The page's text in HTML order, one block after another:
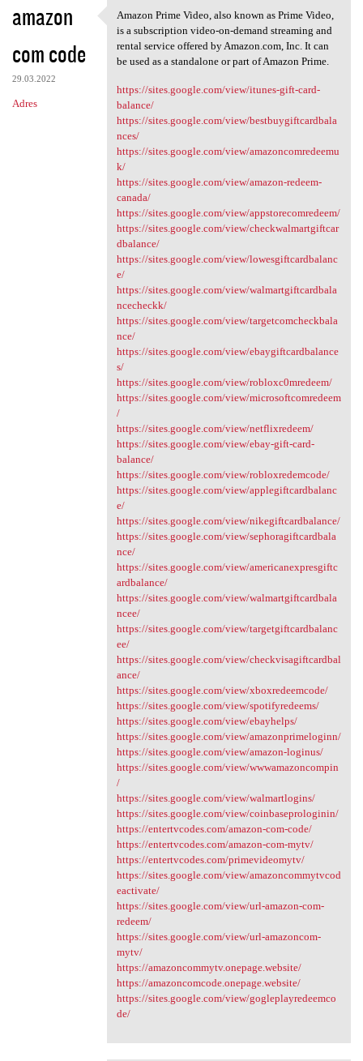
amazon
com code
29.03.2022
Adres
Amazon Prime Video, also
Amazon Prime Video, also known as Prime Video,
is a subscription video-on-demand streaming and
rental service offered by Amazon.com, Inc. It can
be used as a standalone or part of Amazon Prime.
https://sites.google.com/view/itunes-gift-card-
balance/
https://sites.google.com/view/bestbuygiftcardbala
nces/
https://sites.google.com/view/amazoncomredeemu
k/
https://sites.google.com/view/amazon-redeem-
canada/
https://sites.google.com/view/appstorecomredeem/
https://sites.google.com/view/checkwalmartgiftcar
dbalance/
https://sites.google.com/view/lowesgiftcardbalanc
e/
https://sites.google.com/view/walmartgiftcardbala
ncecheckk/
https://sites.google.com/view/targetcomcheckbala
nce/
https://sites.google.com/view/ebaygiftcardbalance
s/
https://sites.google.com/view/robloxc0mredeem/
https://sites.google.com/view/microsoftcomredeem
/
https://sites.google.com/view/netflixredeem/
https://sites.google.com/view/ebay-gift-card-
balance/
https://sites.google.com/view/robloxredemcode/
https://sites.google.com/view/applegiftcardbalanc
e/
https://sites.google.com/view/nikegiftcardbalance/
https://sites.google.com/view/sephoragiftcardbala
nce/
https://sites.google.com/view/americanexpresgiftc
ardbalance/
https://sites.google.com/view/walmartgiftcardbala
ncee/
https://sites.google.com/view/targetgiftcardbalanc
ee/
https://sites.google.com/view/checkvisagiftcardbal
ance/
https://sites.google.com/view/xboxredeemcode/
https://sites.google.com/view/spotifyredeems/
https://sites.google.com/view/ebayhelps/
https://sites.google.com/view/amazonprimeloginn/
https://sites.google.com/view/amazon-loginus/
https://sites.google.com/view/wwwamazoncompin
/
https://sites.google.com/view/walmartlogins/
https://sites.google.com/view/coinbaseprologinin/
https://entertvcodes.com/amazon-com-code/
https://entertvcodes.com/amazon-com-mytv/
https://entertvcodes.com/primevideomytv/
https://sites.google.com/view/amazoncommytvcod
eactivate/
https://sites.google.com/view/url-amazon-com-
redeem/
https://sites.google.com/view/url-amazoncom-
mytv/
https://amazoncommytv.onepage.website/
https://amazoncomcode.onepage.website/
https://sites.google.com/view/gogleplayredeemco
de/